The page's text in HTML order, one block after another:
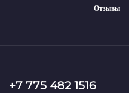
Отзывы
+7 775 482 1516